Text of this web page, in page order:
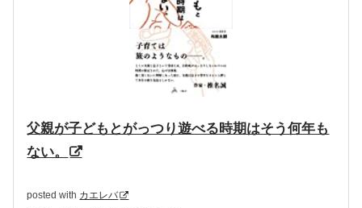
父親が子どもとがっつり遊べる時期はそう何年も
ない。
posted with カエレバ